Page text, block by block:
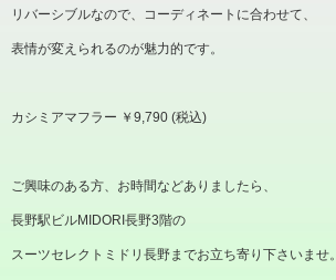
リバーシブルなので、コーディネートに合わせて、
表情が変えられるのが魅力的です。
カシミアマフラー ￥ 9,790 (税込)
ご興味のある方、お時間などありましたら、
長野駅ビルMIDORI 長野3階の
スーツセレクトミドリ長野までお立ち寄り下さいませ。